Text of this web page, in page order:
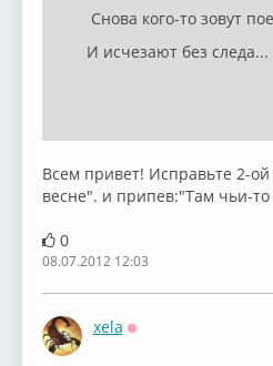
Снова кого-то зовут
И исчезают без следа...
Всем привет! Исправьте 2-
весне". и припев:"Там чьи-
0
08.07.2012 12:03
xela